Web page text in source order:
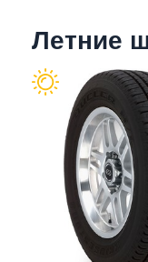
Летние